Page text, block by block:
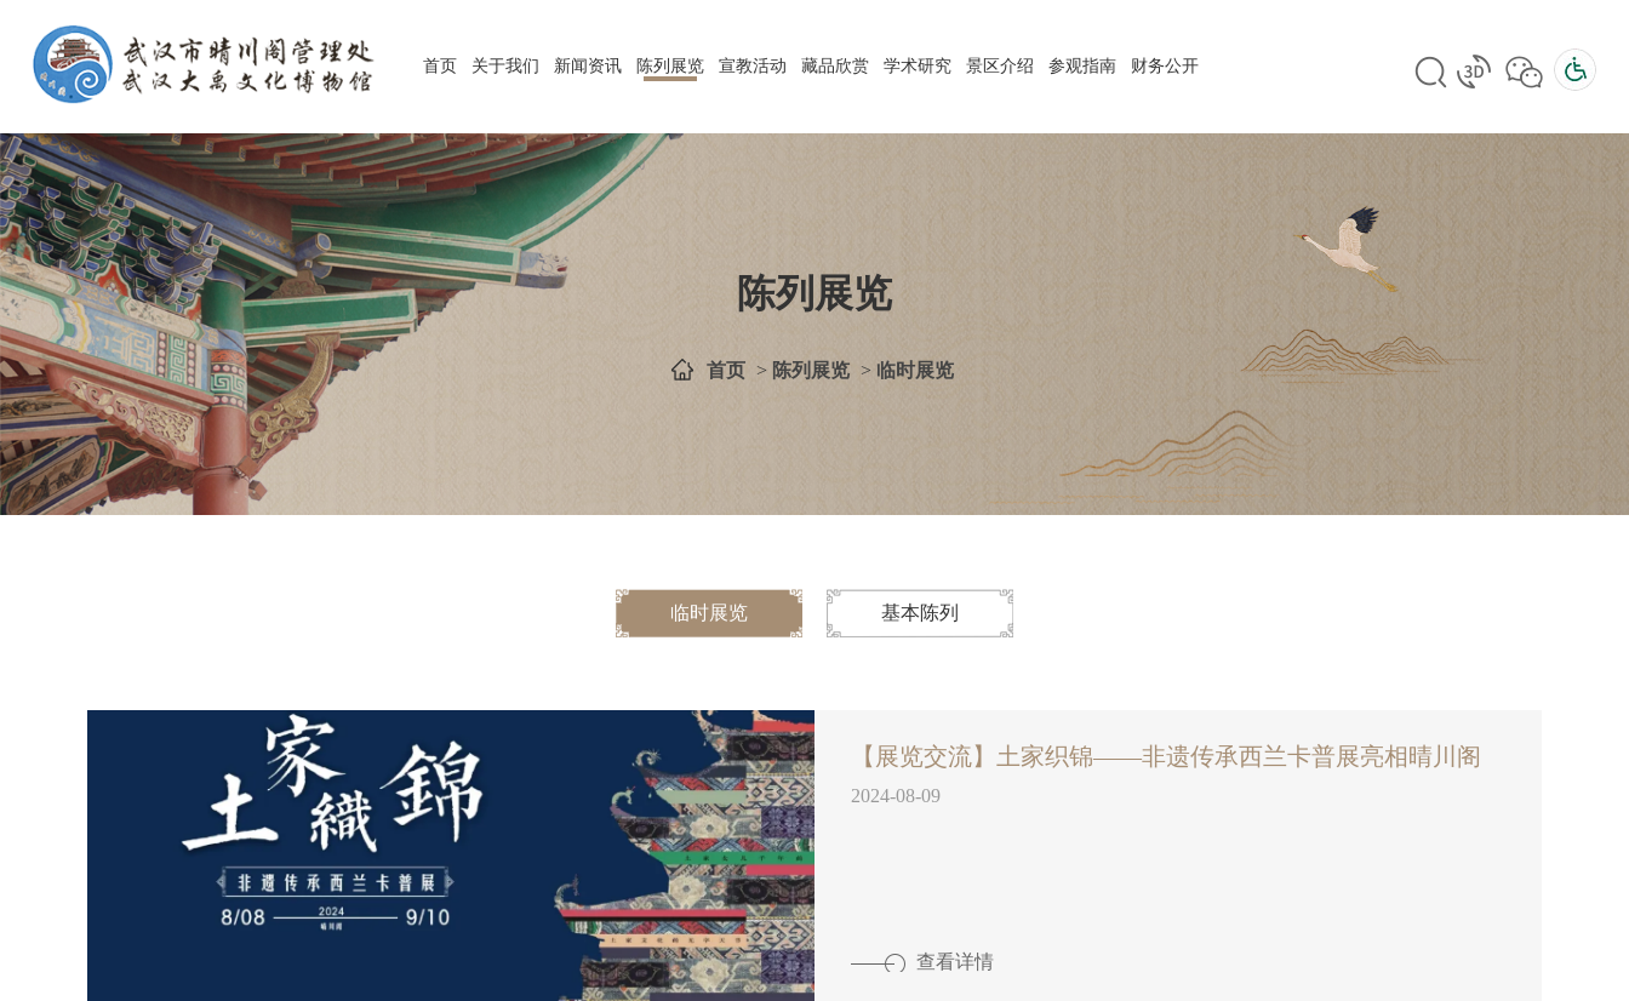
首页 关于我们 新闻资讯 陈列展览 宣教活动 藏品欣赏 学术研究 景区介绍 参观指南 财务公开
陈列展览
首页 > 陈列展览 > 临时展览
临时展览 基本陈列
【展览交流】土家织锦——非遗传承西兰卡普展亮相晴川阁
2024-08-09
查看详情